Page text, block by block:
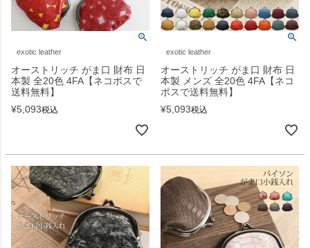
exotic leather
オーストリッチ がま口 財布 日
本製 全20色 4FA【ネコポスで
送料無料】
¥5,093税込
exotic leather
オーストリッチ がま口 財布 日
本製 メンズ 全20色 4FA【ネコ
ポスで送料無料】
¥5,093税込